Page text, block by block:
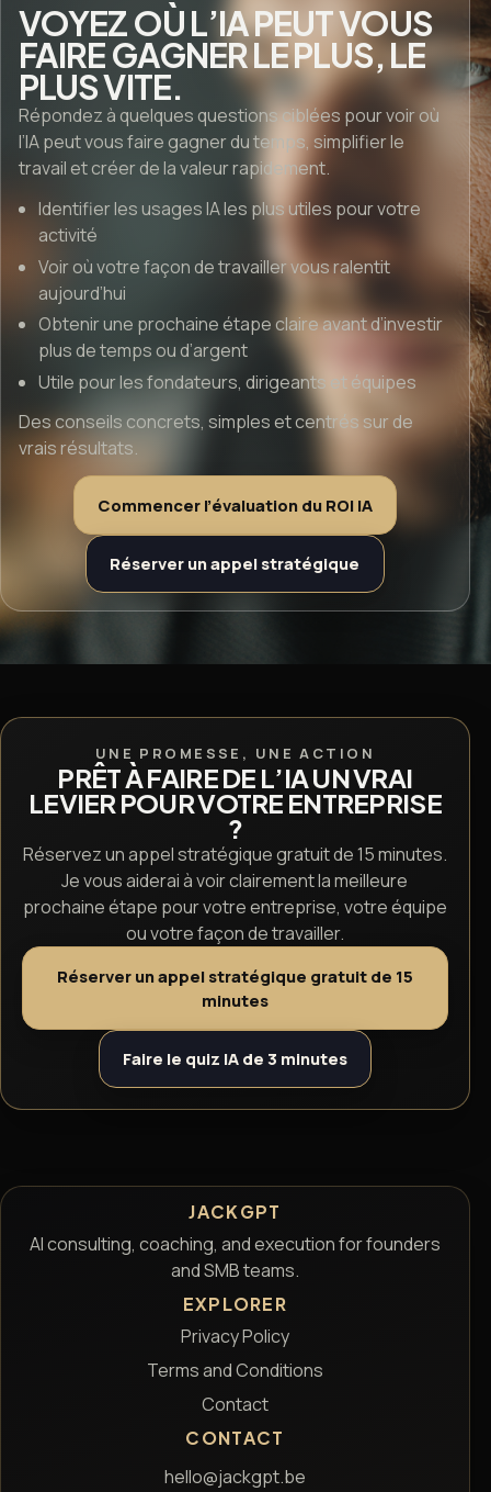
VOYEZ OÙ L’IA PEUT VOUS
FAIRE GAGNER LE PLUS, LE
PLUS VITE.
Répondez à quelques questions ciblées pour voir où
l’IA peut vous faire gagner du temps, simplifier le
travail et créer de la valeur rapidement.
Identifier les usages IA les plus utiles pour votre
activité
Voir où votre façon de travailler vous ralentit
aujourd’hui
Obtenir une prochaine étape claire avant d’investir
plus de temps ou d’argent
Utile pour les fondateurs, dirigeants et équipes
Des conseils concrets, simples et centrés sur de
vrais résultats.
Commencer l’évaluation du ROI IA
Réserver un appel stratégique
UNE PROMESSE, UNE ACTION
PRÊT À FAIRE DE L’IA UN VRAI
LEVIER POUR VOTRE ENTREPRISE
?
Réservez un appel stratégique gratuit de 15 minutes.
Je vous aiderai à voir clairement la meilleure
prochaine étape pour votre entreprise, votre équipe
ou votre façon de travailler.
Réserver un appel stratégique gratuit de 15
minutes
Faire le quiz IA de 3 minutes
JACKGPT
AI consulting, coaching, and execution for founders
and SMB teams.
EXPLORER
Privacy Policy
Terms and Conditions
Contact
CONTACT
hello@jackgpt.be